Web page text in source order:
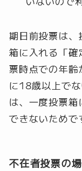
期日前投票は
箱に入れる「
票時点での年齢
に18歳以上で
は、一度投票
できないためで
不在者投票の